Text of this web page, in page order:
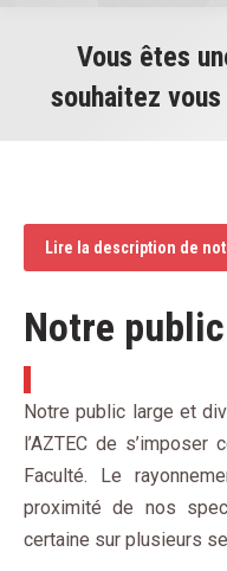
Vous êtes
souhaitez
Lire la description de
Notre public
Notre public large et
l’AZTEC de
Faculté. Le
proximité de nos
certaine sur plusieurs